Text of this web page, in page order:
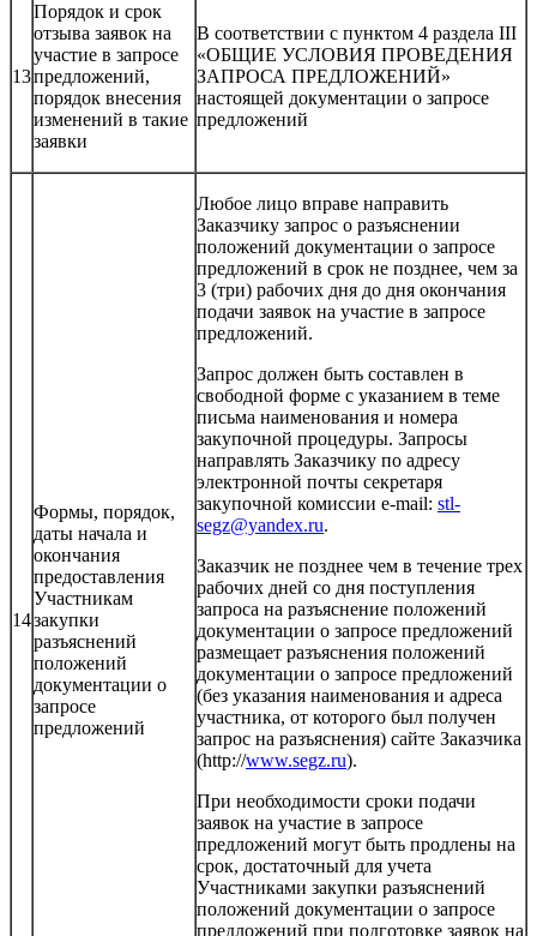
13
Порядок и срок
отзыва заявок на
участие в запросе
предложений,
порядок внесения
изменений в такие
заявки
В соответствии с пунктом 4 раздела III
«ОБЩИЕ УСЛОВИЯ ПРОВЕДЕНИЯ
ЗАПРОСА ПРЕДЛОЖЕНИЙ»
настоящей документации о запросе
предложений
14
Формы, порядок,
даты начала и
окончания
предоставления
Участникам
закупки
разъяснений
положений
документации о
запросе
предложений
Любое лицо вправе направить
Заказчику запрос о разъяснении
положений документации о запросе
предложений в срок не позднее, чем за
3 (три) рабочих дня до дня окончания
подачи заявок на участие в запросе
предложений.
Запрос должен быть составлен в
свободной форме с указанием в теме
письма наименования и номера
закупочной процедуры. Запросы
направлять Заказчику по адресу
электронной почты секретаря
закупочной комиссии e-mail: stl-
segz@yandex.ru.
Заказчик не позднее чем в течение трех
рабочих дней со дня поступления
запроса на разъяснение положений
документации о запросе предложений
размещает разъяснения положений
документации о запросе предложений
(без указания наименования и адреса
участника, от которого был получен
запрос на разъяснения) сайте Заказчика
(http://www.segz.ru).
При необходимости сроки подачи
заявок на участие в запросе
предложений могут быть продлены на
срок, достаточный для учета
Участниками закупки разъяснений
положений документации о запросе
предложений при подготовке заявок на